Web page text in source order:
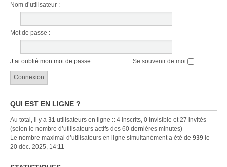
Nom d’utilisateur :
Mot de passe :
J’ai oublié mon mot de passe Se souvenir de moi
QUI EST EN LIGNE ?
Au total, il y a 31 utilisateurs en ligne :: 4 inscrits, 0 invisible et 27 invités
(selon le nombre d’utilisateurs actifs des 60 dernières minutes)
Le nombre maximal d’utilisateurs en ligne simultanément a été de 939 le
20 déc. 2025, 14:11